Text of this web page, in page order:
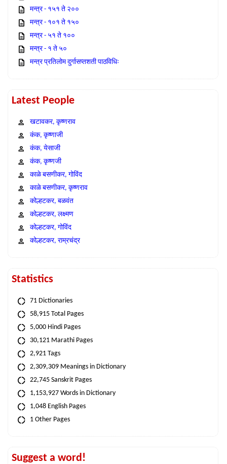
मन्त्र - १५१ ते २००
मन्त्र - १०१ ते १५०
मन्त्र - ५१ ते १००
मन्त्र - १ ते ५०
मन्त्र प्रतिलोम दुर्गासप्तशती पाठविधिः
Latest People
खटावकर, कृष्णराव
कंक, कृष्णाजी
कंक, येसाजी
कंक, कृष्णजी
काळे बसणीकर, गोविंद
काळे बसणीकर, कृष्णराव
कोल्हटकर, बळवंत
कोल्हटकर, लक्ष्मण
कोल्हटकर, गोविंद
कोल्हटकर, राम्रचंद्र
Statistics
71 Dictionaries
58,915 Total Pages
5,000 Hindi Pages
30,121 Marathi Pages
2,921 Tags
2,309,309 Meanings in Dictionary
22,745 Sanskrit Pages
1,153,927 Words in Dictionary
1,048 English Pages
1 Other Pages
Suggest a word!